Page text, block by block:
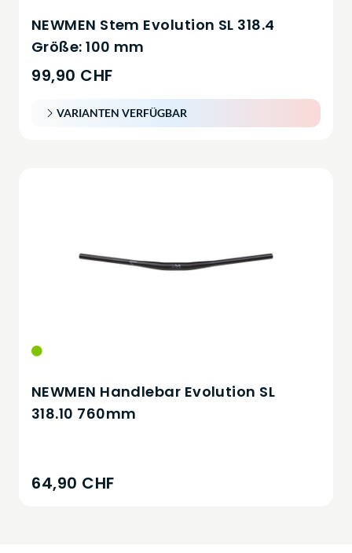
NEWMEN Stem Evolution SL 318.4
Größe: 100 mm
99,90 CHF
VARIANTEN VERFÜGBAR
NEWMEN Handlebar Evolution SL
318.10 760mm
64,90 CHF